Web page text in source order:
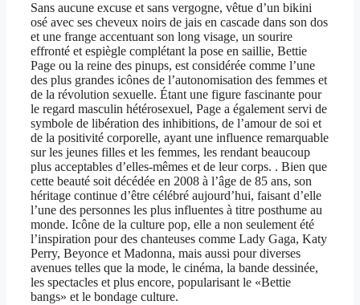
Sans aucune excuse et sans vergogne, vêtue d’un bikini
osé avec ses cheveux noirs de jais en cascade dans son dos
et une frange accentuant son long visage, un sourire
effronté et espiègle complétant la pose en saillie, Bettie
Page ou la reine des pinups, est considérée comme l’une
des plus grandes icônes de l’autonomisation des femmes et
de la révolution sexuelle. Étant une figure fascinante pour
le regard masculin hétérosexuel, Page a également servi de
symbole de libération des inhibitions, de l’amour de soi et
de la positivité corporelle, ayant une influence remarquable
sur les jeunes filles et les femmes, les rendant beaucoup
plus acceptables d’elles-mêmes et de leur corps. . Bien que
cette beauté soit décédée en 2008 à l’âge de 85 ans, son
héritage continue d’être célébré aujourd’hui, faisant d’elle
l’une des personnes les plus influentes à titre posthume au
monde. Icône de la culture pop, elle a non seulement été
l’inspiration pour des chanteuses comme Lady Gaga, Katy
Perry, Beyonce et Madonna, mais aussi pour diverses
avenues telles que la mode, le cinéma, la bande dessinée,
les spectacles et plus encore, popularisant le «Bettie
bangs» et le bondage culture.